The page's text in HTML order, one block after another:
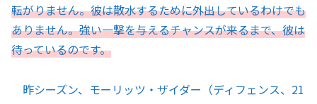
転がりません。彼は散水するために外出しているわけでも
ありません。強い一撃を与えるチャンスが来るまで、彼は
待っているのです。
昨シーズン、モーリッツ・ザイダー（ディフェンス、21